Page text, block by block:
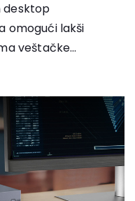
desktop
omogući lakši
veštačke...